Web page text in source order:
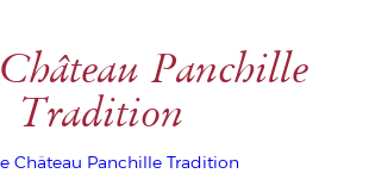
Panchille
Tradition
Château Panchille Tradition